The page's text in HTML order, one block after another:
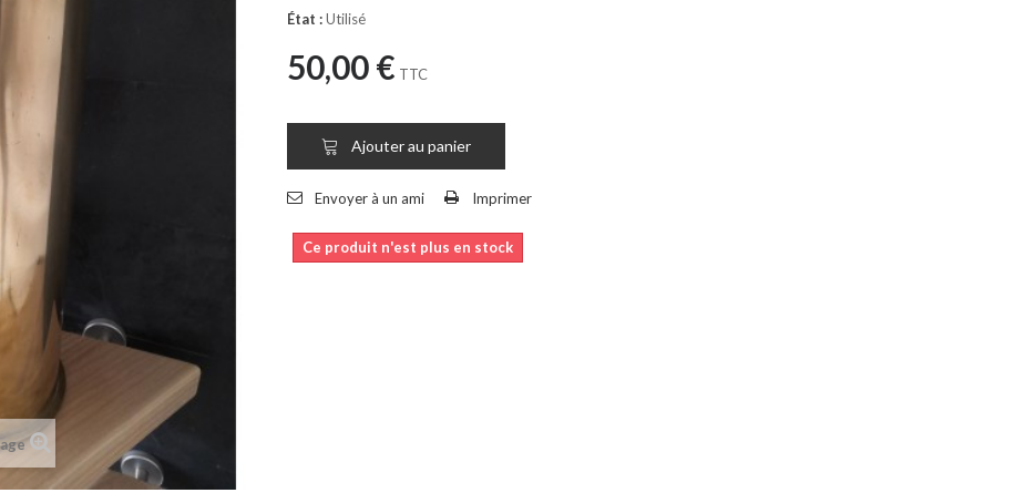
État :Utilisé
50,00 € TTC
Ajouter au panier
Envoyer à un ami Imprimer
Ce produit n'est plus en stock